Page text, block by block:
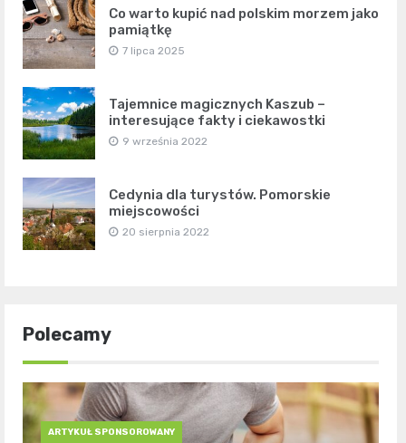
Co warto kupić nad polskim morzem jako
pamiątkę
7 lipca 2025
Tajemnice magicznych Kaszub –
interesujące fakty i ciekawostki
9 września 2022
Cedynia dla turystów. Pomorskie
miejscowości
20 sierpnia 2022
Polecamy
ARTYKUŁ SPONSOROWANY